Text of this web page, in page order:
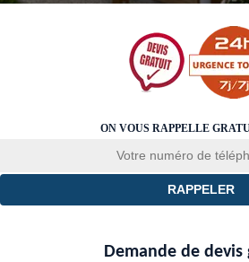
ON VOUS RAPPELLE
Demande de